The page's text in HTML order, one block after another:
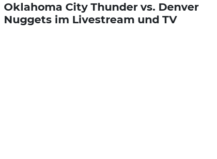
Oklahoma City Thunder vs. Denver
Nuggets im Livestream und TV